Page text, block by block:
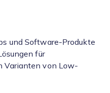
und Software-Produkte
für
Varianten von Low-